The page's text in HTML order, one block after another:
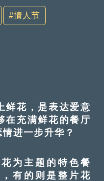
情人节
花，是表达爱意
在充满鲜花的餐厅
进一步升华？
主题的特色餐
有的则是整片花